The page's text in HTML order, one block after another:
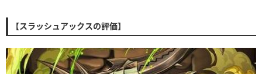
【スラッシュアックスの評価】